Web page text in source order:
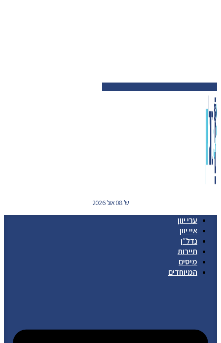
ש' 08 אוג' 2026
ערי יוון
איי יוון
נדל״ן
תיירות
מיסים
המיוחדים